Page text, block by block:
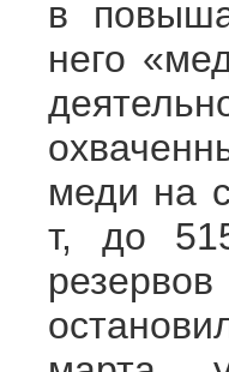
в
него
меди на
т, до